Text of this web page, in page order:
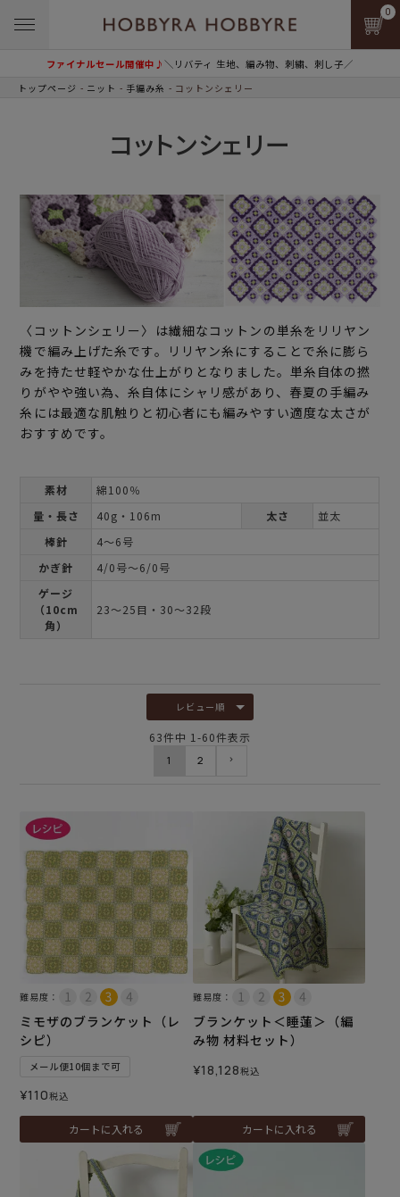
ファイナルセール開催中♪＼リバティ 生地、編み物、刺繍、刺し子／
0
トップページ ニット 手編み糸 コットンシェリー
コットンシェリー
〈コットンシェリー〉は繊細なコットンの単糸をリリヤン
機で編み上げた糸です。リリヤン糸にすることで糸に膨ら
みを持たせ軽やかな仕上がりとなりました。単糸自体の撚
りがやや強い為、糸自体にシャリ感があり、春夏の手編み
糸には最適な肌触りと初心者にも編みやすい適度な太さが
おすすめです。
素材
綿100％
量・長さ
40g・106m 太さ
並太
棒針
4～6号
かぎ針
4/0号～6/0号
ゲージ
（10cm
角）
23～25目・30～32段
レビュー順
63件中 1 -60件表示
1 2
難易度：
ミモザのブランケット（レ
シピ）
メール便10個まで可
¥110税込
カートに入れる
難易度：
ブランケット＜睡蓮＞（編
み物 材料セット）
¥18,128税込
カートに入れる